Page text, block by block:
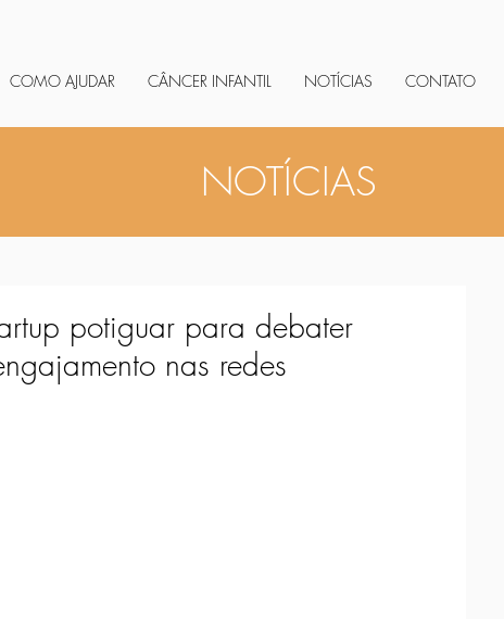
COMO AJUDAR CÂNCER INFANTIL NOTÍCIAS CONTATO
NOTÍCIAS
potiguar para debater
nas redes